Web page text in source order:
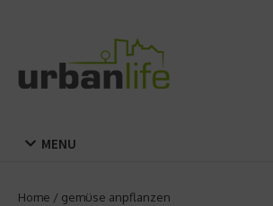
MENU
Home / gemüse anpflanzen